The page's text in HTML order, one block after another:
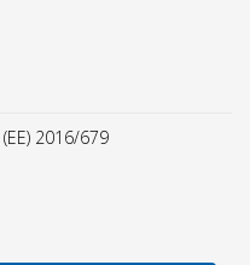
2016/679